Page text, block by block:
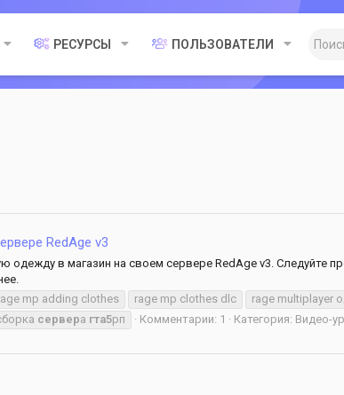
РЕСУРСЫ ПОЛЬЗОВАТЕЛИ
RedAge v3
одежду в магазин на своем сервере RedAge v3.
mp adding clothes rage mp clothes dlc rage multiplayer
сервера гта5рп Комментарии: 1 Категория: Видео-